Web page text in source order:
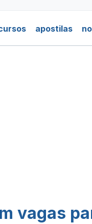
apostilas
vagas